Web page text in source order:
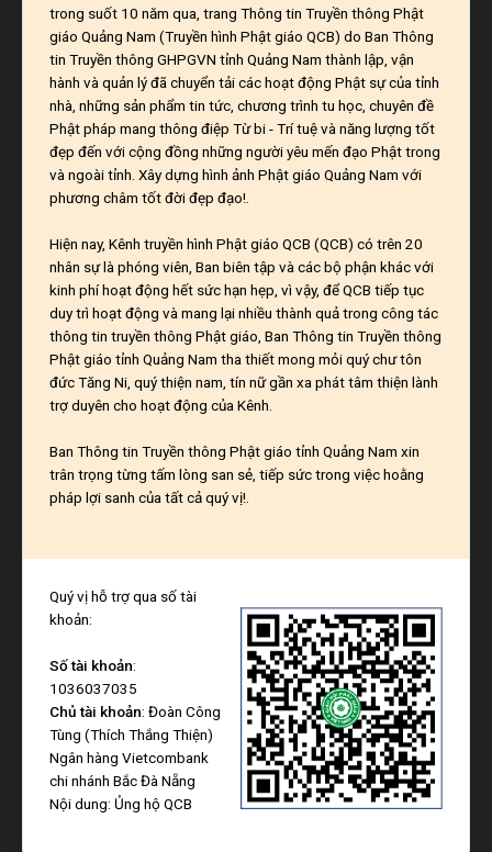
trong suốt 10 năm qua, trang Thông tin Truyền thông Phật
giáo Quảng Nam (Truyền hình Phật giáo QCB) do Ban Thông
tin Truyền thông GHPGVN tỉnh Quảng Nam thành lập, vận
hành và quản lý đã chuyển tải các hoạt động Phật sự của tỉnh
nhà, những sản phẩm tin tức, chương trình tu học, chuyên đề
Phật pháp mang thông điệp Từ bi - Trí tuệ và năng lượng tốt
đẹp đến với cộng đồng những người yêu mến đạo Phật trong
và ngoài tỉnh. Xây dựng hình ảnh Phật giáo Quảng Nam với
phương châm tốt đời đẹp đạo!.
Hiện nay, Kênh truyền hình Phật giáo QCB (QCB) có trên 20
nhân sự là phóng viên, Ban biên tập và các bộ phận khác với
kinh phí hoạt động hết sức hạn hẹp, vì vậy, để QCB tiếp tục
duy trì hoạt động và mang lại nhiều thành quả trong công tác
thông tin truyền thông Phật giáo, Ban Thông tin Truyền thông
Phật giáo tỉnh Quảng Nam tha thiết mong mỏi quý chư tôn
đức Tăng Ni, quý thiện nam, tín nữ gần xa phát tâm thiện lành
trợ duyên cho hoạt động của Kênh.
Ban Thông tin Truyền thông Phật giáo tỉnh Quảng Nam xin
trân trọng từng tấm lòng san sẻ, tiếp sức trong việc hoằng
pháp lợi sanh của tất cả quý vị!.
Quý vị hỗ trợ qua số tài
khoản:
Số tài khoản:
1036037035
Chủ tài khoản: Đoàn Công
Tùng (Thích Thắng Thiện)
Ngân hàng Vietcombank
chi nhánh Bắc Đà Nẵng
Nội dung: Ủng hộ QCB